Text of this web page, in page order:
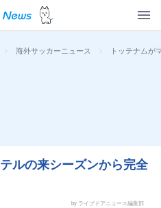
> 海外サッカーニュース > トッテナムが
ルの来シーズンから完全
by ライブドアニュース編集部